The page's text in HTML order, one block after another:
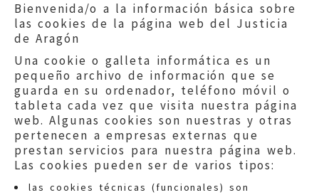
Bienvenida/o a la información básica sobre
las cookies de la página web del Justicia
de Aragón
Una cookie o galleta informática es un
pequeño archivo de información que se
guarda en su ordenador, teléfono móvil o
tableta cada vez que visita nuestra página
web. Algunas cookies son nuestras y otras
pertenecen a empresas externas que
prestan servicios para nuestra página web.
Las cookies pueden ser de varios tipos:
las cookies técnicas (funcionales) son